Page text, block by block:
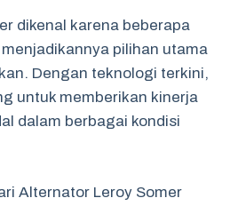
dikenal karena beberapa
pilihan utama
Dengan teknologi terkini,
untuk memberikan kinerja
dalam berbagai kondisi
Alternator Leroy Somer